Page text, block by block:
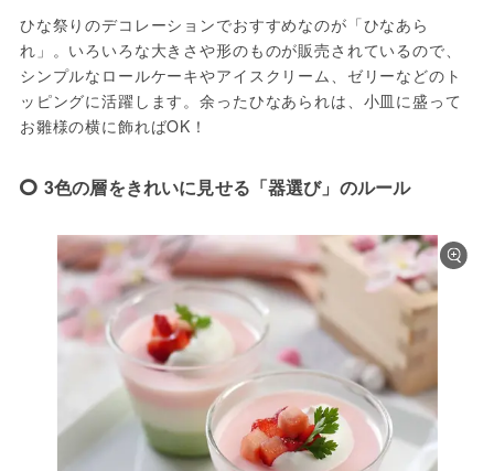
ひな祭りのデコレーションでおすすめなのが「ひなあら
れ」。いろいろな大きさや形のものが販売されているので、
シンプルなロールケーキやアイスクリーム、ゼリーなどのト
ッピングに活躍します。余ったひなあられは、小皿に盛って
お雛様の横に飾ればOK！
3色の層をきれいに見せる「器選び」のルール